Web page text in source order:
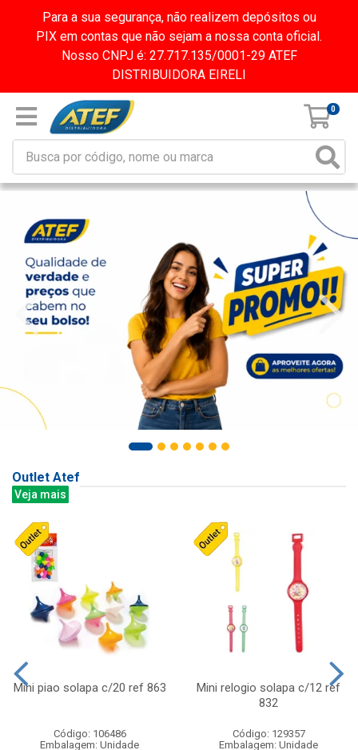
Para a sua segurança, não realizem depósitos ou
PIX em contas que não sejam a nossa conta oficial.
Nosso CNPJ é: 27.717.135/0001-29 ATEF
DISTRIBUIDORA EIRELI
0
Outlet Atef
Veja mais
Mini piao solapa c/20 ref 863
Código: 106486
Embalagem: Unidade
Mini relogio solapa c/12 ref
832
Código: 129357
Embalagem: Unidade